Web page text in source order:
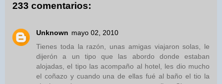
233 comentarios:
Unknown mayo 02, 2010
Tienes toda la razón, unas amigas viajaron solas, le
dijerón a un tipo que las abordo donde estaban
alojadas, el tipo las acompaño al hotel, les dio mucho
el coñazo y cuando una de ellas fué al baño el tio la